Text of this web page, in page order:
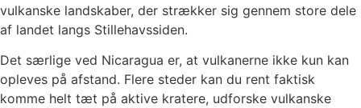
vulkanske landskaber, der strækker sig gennem store dele
af landet langs Stillehavssiden.
Det særlige ved Nicaragua er, at vulkanerne ikke kun kan
opleves på afstand. Flere steder kan du rent faktisk
komme helt tæt på aktive kratere, udforske vulkanske